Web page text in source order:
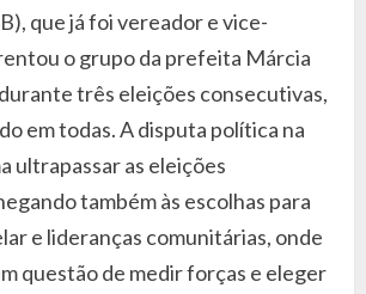
que já foi vereador e vice-
o grupo da prefeita Márcia
três eleições consecutivas,
em todas. A disputa política na
ultrapassar as eleições
também às escolhas para
e lideranças comunitárias, onde
questão de medir forças e eleger